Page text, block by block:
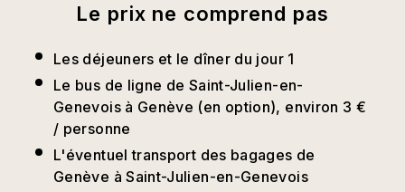
Le prix ne comprend pas
Les déjeuners et le dîner du jour 1
Le bus de ligne de Saint-Julien-en-
Genevois à Genève (en option), environ 3 €
/ personne
L'éventuel transport des bagages de
Genève à Saint-Julien-en-Genevois